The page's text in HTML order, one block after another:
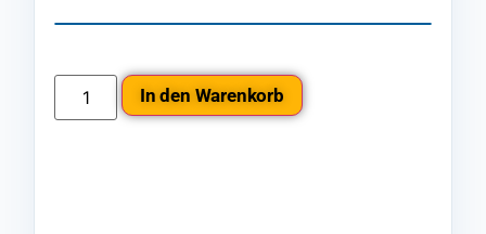
In den Warenkorb